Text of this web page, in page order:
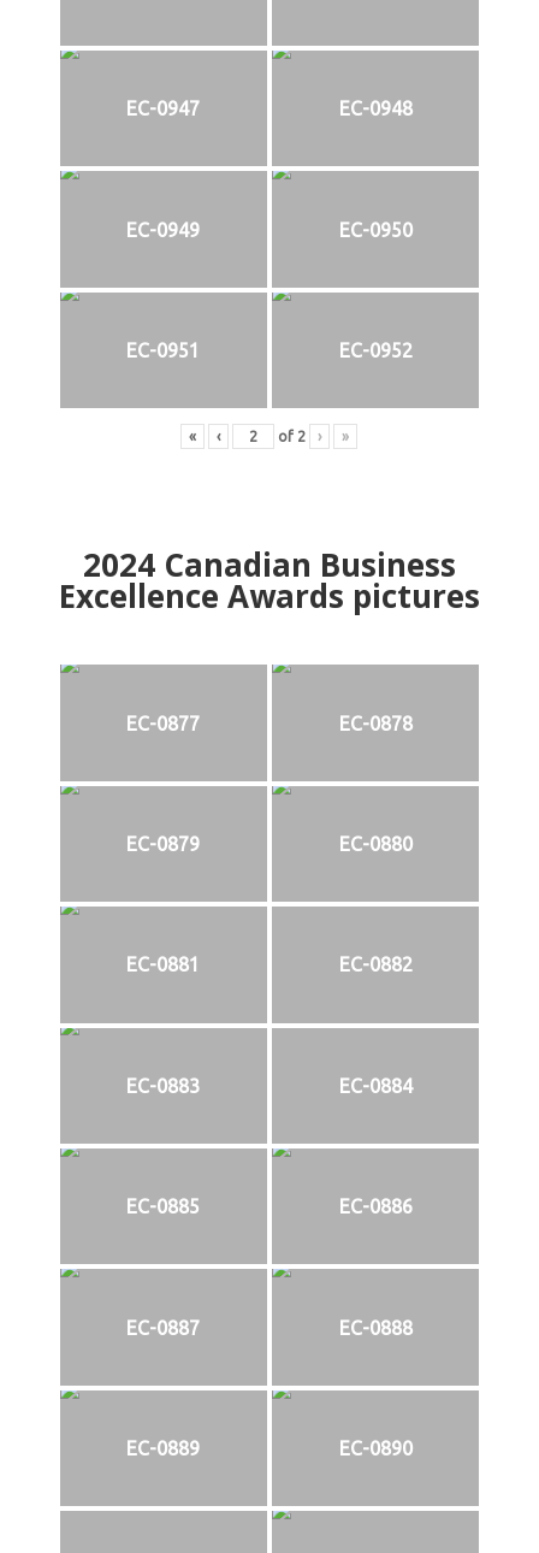
EC-0947 EC-0948
EC-0949 EC-0950
EC-0951 EC-0952
« ‹ of 2 › »
2024Canadian Business
Excellence Awards pictures
EC-0877 EC-0878
EC-0879 EC-0880
EC-0881 EC-0882
EC-0883 EC-0884
EC-0885 EC-0886
EC-0887 EC-0888
EC-0889 EC-0890